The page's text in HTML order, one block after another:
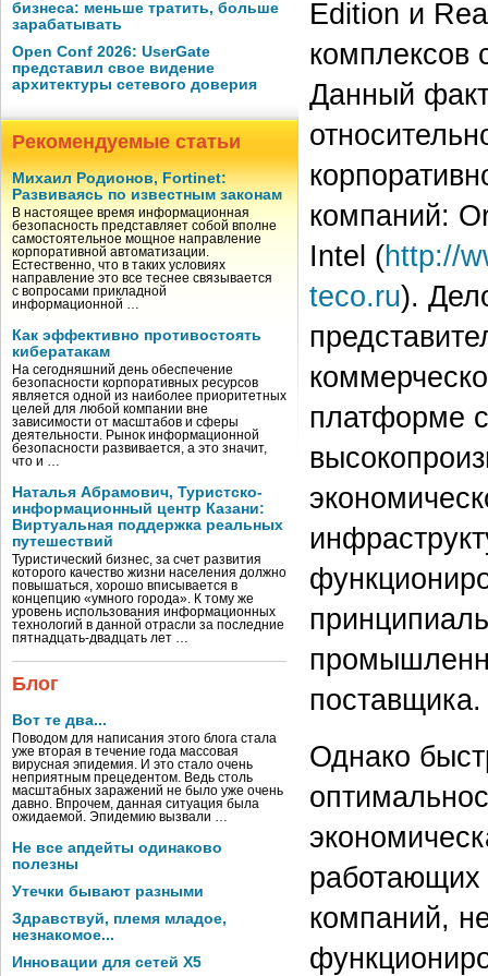
бизнеса: меньше тратить, больше
зарабатывать
Open Conf 2026: UserGate
представил свое видение
архитектуры сетевого доверия
Рекомендуемые статьи
Михаил Родионов, Fortinet:
Развиваясь по известным законам
В настоящее время информационная
безопасность представляет собой вполне
самостоятельное мощное направление
корпоративной автоматизации.
Естественно, что в таких условиях
направление это все теснее связывается
с вопросами прикладной
информационной …
Как эффективно противостоять
кибератакам
На сегодняшний день обеспечение
безопасности корпоративных ресурсов
является одной из наиболее приоритетных
целей для любой компании вне
зависимости от масштабов и сферы
деятельности. Рынок информационной
безопасности развивается, а это значит,
что и …
Наталья Абрамович, Туристско-
информационный центр Казани:
Виртуальная поддержка реальных
путешествий
Туристический бизнес, за счет развития
которого качество жизни населения должно
повышаться, хорошо вписывается в
концепцию «умного города». К тому же
уровень использования информационных
технологий в данной отрасли за последние
пятнадцать-двадцать лет …
Блог
Вот те два...
Поводом для написания этого блога стала
уже вторая в течение года массовая
вирусная эпидемия. И это стало очень
неприятным прецедентом. Ведь столь
масштабных заражений не было уже очень
давно. Впрочем, данная ситуация была
ожидаемой. Эпидемию вызвали …
Не все апдейты одинаково
полезны
Утечки бывают разными
Здравствуй, племя младое,
незнакомое...
Инновации для сетей X5
Edition и
комплексов
Данный
компаний:
Intel (http://
teco.ru).
платформе
поставщика.
Однако
работающих
компаний,